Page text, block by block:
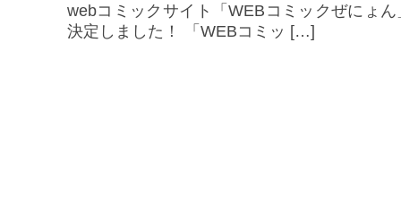
webコミックサイト「WEBコミックぜにょ
決定しました！ 「WEBコミッ […]